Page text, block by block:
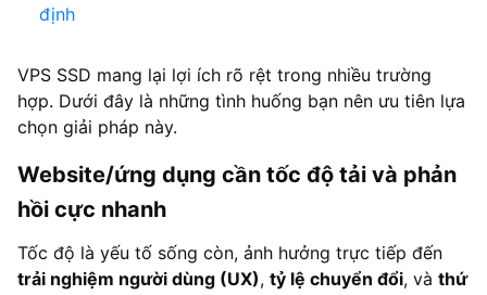
định
VPS SSD mang lại lợi ích rõ rệt trong nhiều trường
hợp. Dưới đây là những tình huống bạn nên ưu tiên lựa
chọn giải pháp này.
Website/ứng dụng cần tốc độ tải và phản
hồi cực nhanh
Tốc độ là yếu tố sống còn, ảnh hưởng trực tiếp đến
trải nghiệm người dùng (UX), tỷ lệ chuyển đổi, và thứ